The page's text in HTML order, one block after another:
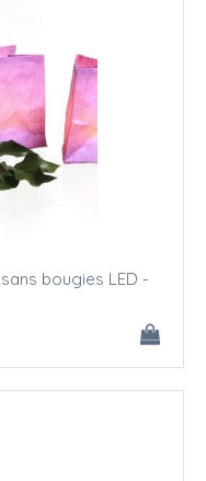
bougies LED -